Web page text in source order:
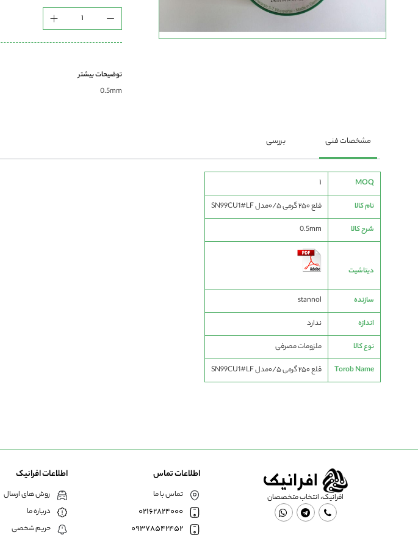
توضیحات بیشتر
0.5mm
مشخصات فنی بررسی
مشخصات
فنی
MOQ
1
نام کالا
قلع ۲۵۰ گرمی ۰/۵مدل SN99CU1#LF
شرح کالا
0.5mm
دیتاشیت
سازنده
stannol
اندازه
ندارد
نوع کالا
ملزومات مصرفی
Torob Name
قلع ۲۵۰ گرمی ۰/۵مدل SN99CU1#LF
افرانیک، انتخاب متخصصان
اطلاعات تماس
تماس با ما
02162824000
09378542452
اطلاعات افرانیک
روش های ارسال
درباره ما
حریم شخصی